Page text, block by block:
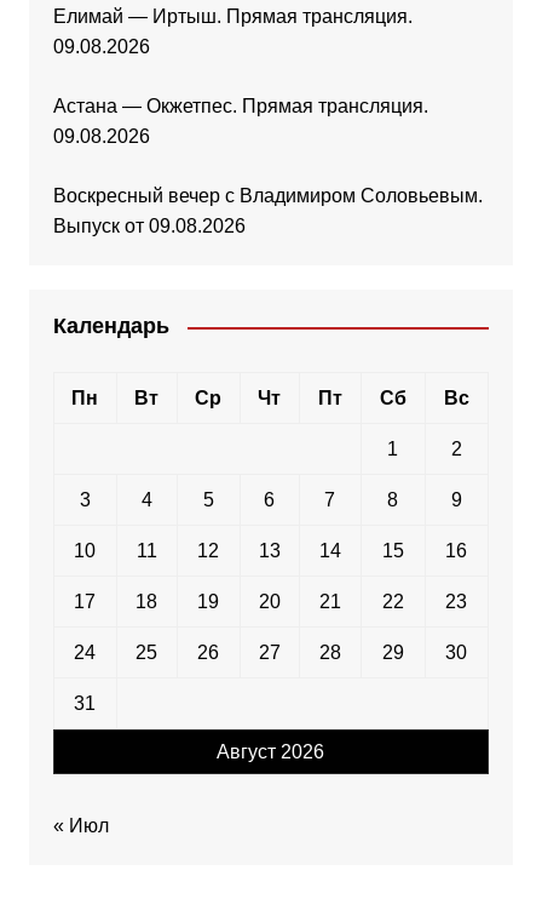
Елимай — Иртыш. Прямая трансляция.
09.08.2026
Астана — Окжетпес. Прямая трансляция.
09.08.2026
Воскресный вечер с Владимиром Соловьевым.
Выпуск от 09.08.2026
Календарь
Август 2026
Пн Вт Ср Чт Пт Сб Вс
1 2
3 4 5 6 7 8 9
10 11 12 13 14 15 16
17 18 19 20 21 22 23
24 25 26 27 28 29 30
31
« Июл